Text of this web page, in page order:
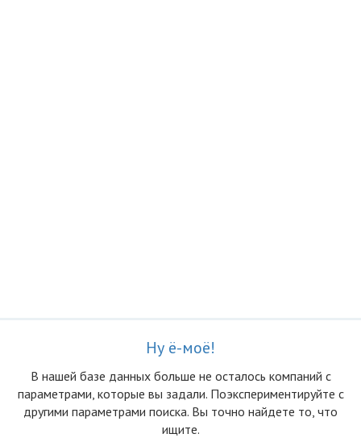
Ну ё-моё!
В нашей базе данных больше не осталоcь компаний с
параметрами, которые вы задали. Поэкспериментируйте с
другими параметрами поиска. Вы точно найдете то, что
ищите.